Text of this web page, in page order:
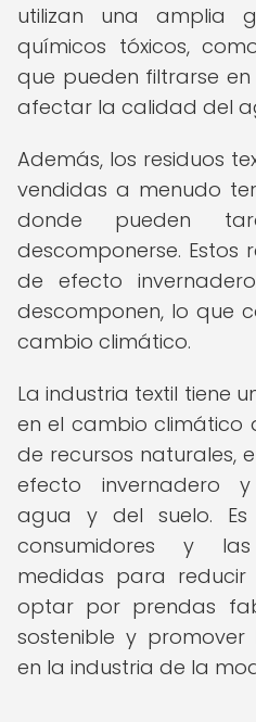
utilizan una amplia
químicos tóxicos,
que pueden filtrarse
afectar la calidad del
Además, los residuos
vendidas a menudo
donde pueden
descomponerse. Estos
de efecto
descomponen, lo que
cambio climático.
La industria textil tiene
en el cambio climático
de recursos naturales,
efecto invernadero
agua y del suelo.
consumidores y
medidas para
optar por prendas
sostenible y
en la industria de la